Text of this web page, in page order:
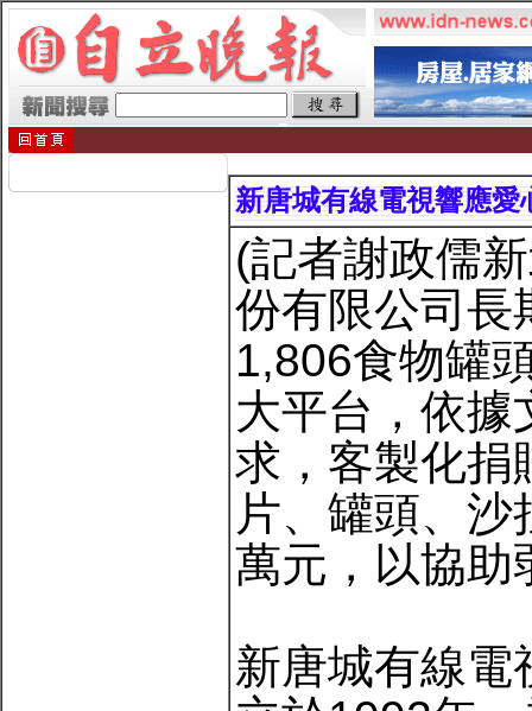
新唐城有線電視響應
(記者謝政儒
份有限公司長
1,806食物罐
大平台，依據
求，客製化捐
片、罐頭、
萬元，以協助
新唐城有線電